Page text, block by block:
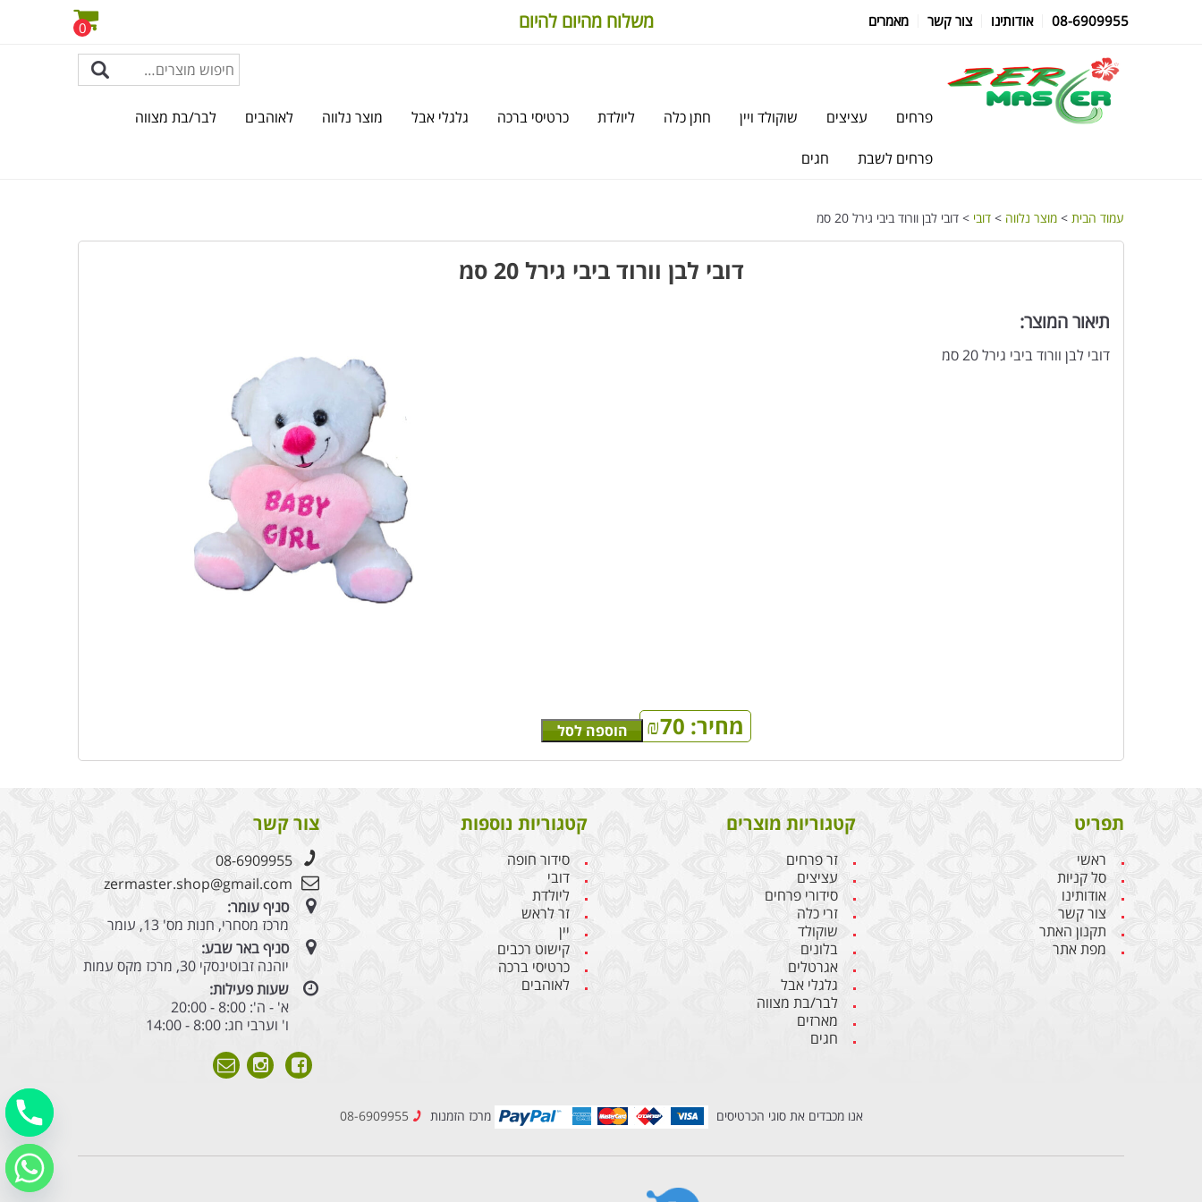
08-6909955 אודותינו צור קשר מאמרים משלוח מהיום להיום 0
פרחים עציצים שוקולד ויין חתן כלה ליולדת כרטיסי ברכה גלגלי אבל מוצר נלווה לאוהבים לבר/בת מצווה
פרחים לשבת חגים
עמוד הבית > מוצר נלווה > דובי > דובי לבן וורוד ביבי גירל 20 סמ
דובי לבן וורוד ביבי גירל 20 סמ
תיאור המוצר:
דובי לבן וורוד ביבי גירל 20 סמ
מחיר: ₪70 הוספה לסל
תפריט
ראשי
סל קניות
אודותינו
צור קשר
תקנון האתר
מפת אתר
קטגוריות מוצרים
זר פרחים
עציצים
סידורי פרחים
זרי כלה
שוקולד
בלונים
אגרטלים
גלגלי אבל
לבר/בת מצווה
מארזים
חגים
קטגוריות נוספות
סידור חופה
דובי
ליולדת
זר לראש
יין
קישוט רכבים
כרטיסי ברכה
לאוהבים
צור קשר
08-6909955
zermaster.shop@gmail.com
סניף עומר:
מרכז מסחרי, חנות מס' 13, עומר
סניף באר שבע:
יוהנה זבוטינסקי 30, מרכז מקס עמות
שעות פעילות:
א' - ה': 8:00 - 20:00
ו' וערבי חג: 8:00 - 14:00
אנו מכבדים את סוגי הכרטיסים מרכז הזמנות